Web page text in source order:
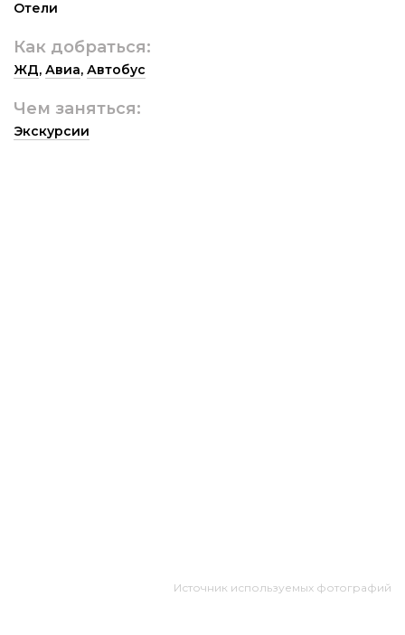
Отели
Как добраться:
ЖД, Авиа, Автобус
Чем заняться:
Экскурсии
Источник используемых фотографий